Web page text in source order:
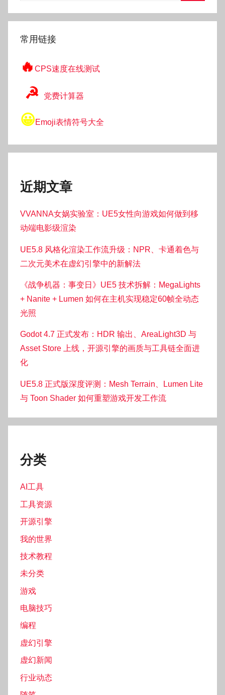
索
常用链接
🔥 CPS速度在线测试
☭ 党费计算器
😀Emoji表情符号大全
近期文章
VVANNA女娲实验室：UE5女性向游戏如何做到移
动端电影级渲染
UE5.8 风格化渲染工作流升级：NPR、卡通着色与
二次元美术在虚幻引擎中的新解法
《战争机器：事变日》UE5 技术拆解：MegaLights
+ Nanite + Lumen 如何在主机实现稳定60帧全动态
光照
Godot 4.7 正式发布：HDR 输出、AreaLight3D 与
Asset Store 上线，开源引擎的画质与工具链全面进
化
UE5.8 正式版深度评测：Mesh Terrain、Lumen Lite
与 Toon Shader 如何重塑游戏开发工作流
分类
AI工具
工具资源
开源引擎
我的世界
技术教程
未分类
游戏
电脑技巧
编程
虚幻引擎
虚幻新闻
行业动态